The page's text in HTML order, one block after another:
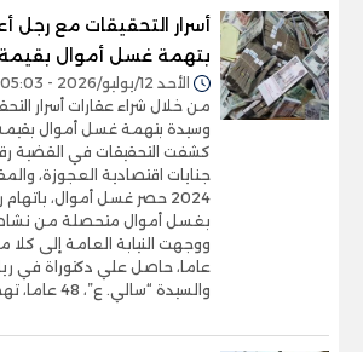
أسرار التحقيقات مع رجل
بتهمة غسل أموال بقيمة 48 مليون جنيه
الأحد 12/يوليو/2026 - 05:03 م
من خلال شراء عقارات أسرار
2024 حصر غسل أموال،
بغسل أموال متحصلة من نشاط
عاما، حاصل علي دكتوراة في
والسيدة “سالي. ع”، 48 عاما، تهمة غسل أموا